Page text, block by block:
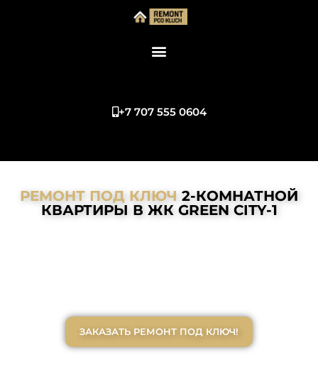
+7 707 555 0604
РЕМОНТ ПОД КЛЮЧ 2-КОМНАТНОЙ
КВАРТИРЫ В ЖК GREEN CITY-1
ЗАКАЗАТЬ РЕМОНТ ПОД КЛЮЧ!